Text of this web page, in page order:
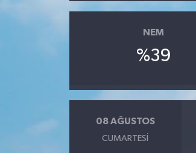
NEM
%39
08 AĞUSTOS
CUMARTESI